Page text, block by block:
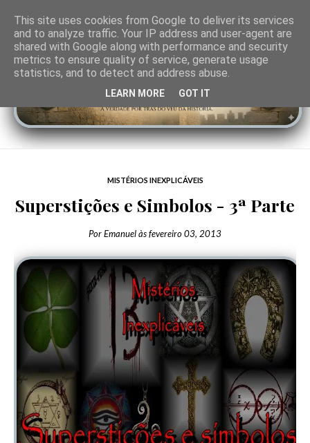
MISTÉRIOS INEXPLICÁVEIS
Superstições e Simbolos - 3ª Parte
PorEmanuelàsfevereiro 03, 2013
This site uses cookies from Google to deliver its services
and to analyze traffic. Your IP address and user-agent are
shared with Google along with performance and security
metrics to ensure quality of service, generate usage
statistics, and to detect and address abuse.
LEARN MORE GOT IT